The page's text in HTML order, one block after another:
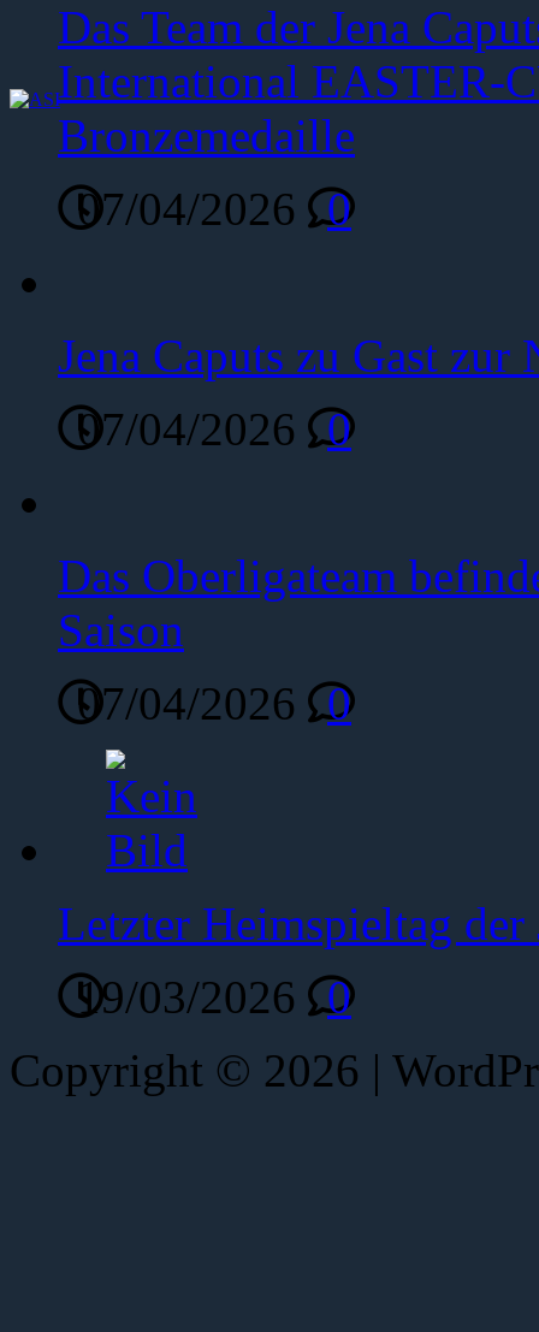
Das Team der Jena
International EASTER-
Bronzemedaille
07/04/2026
0
Jena Caputs zu Gast zur
07/04/2026
0
Das Oberligateam
Saison
07/04/2026
0
Letzter Heimspieltag der
19/03/2026
0
Copyright © 2026 |